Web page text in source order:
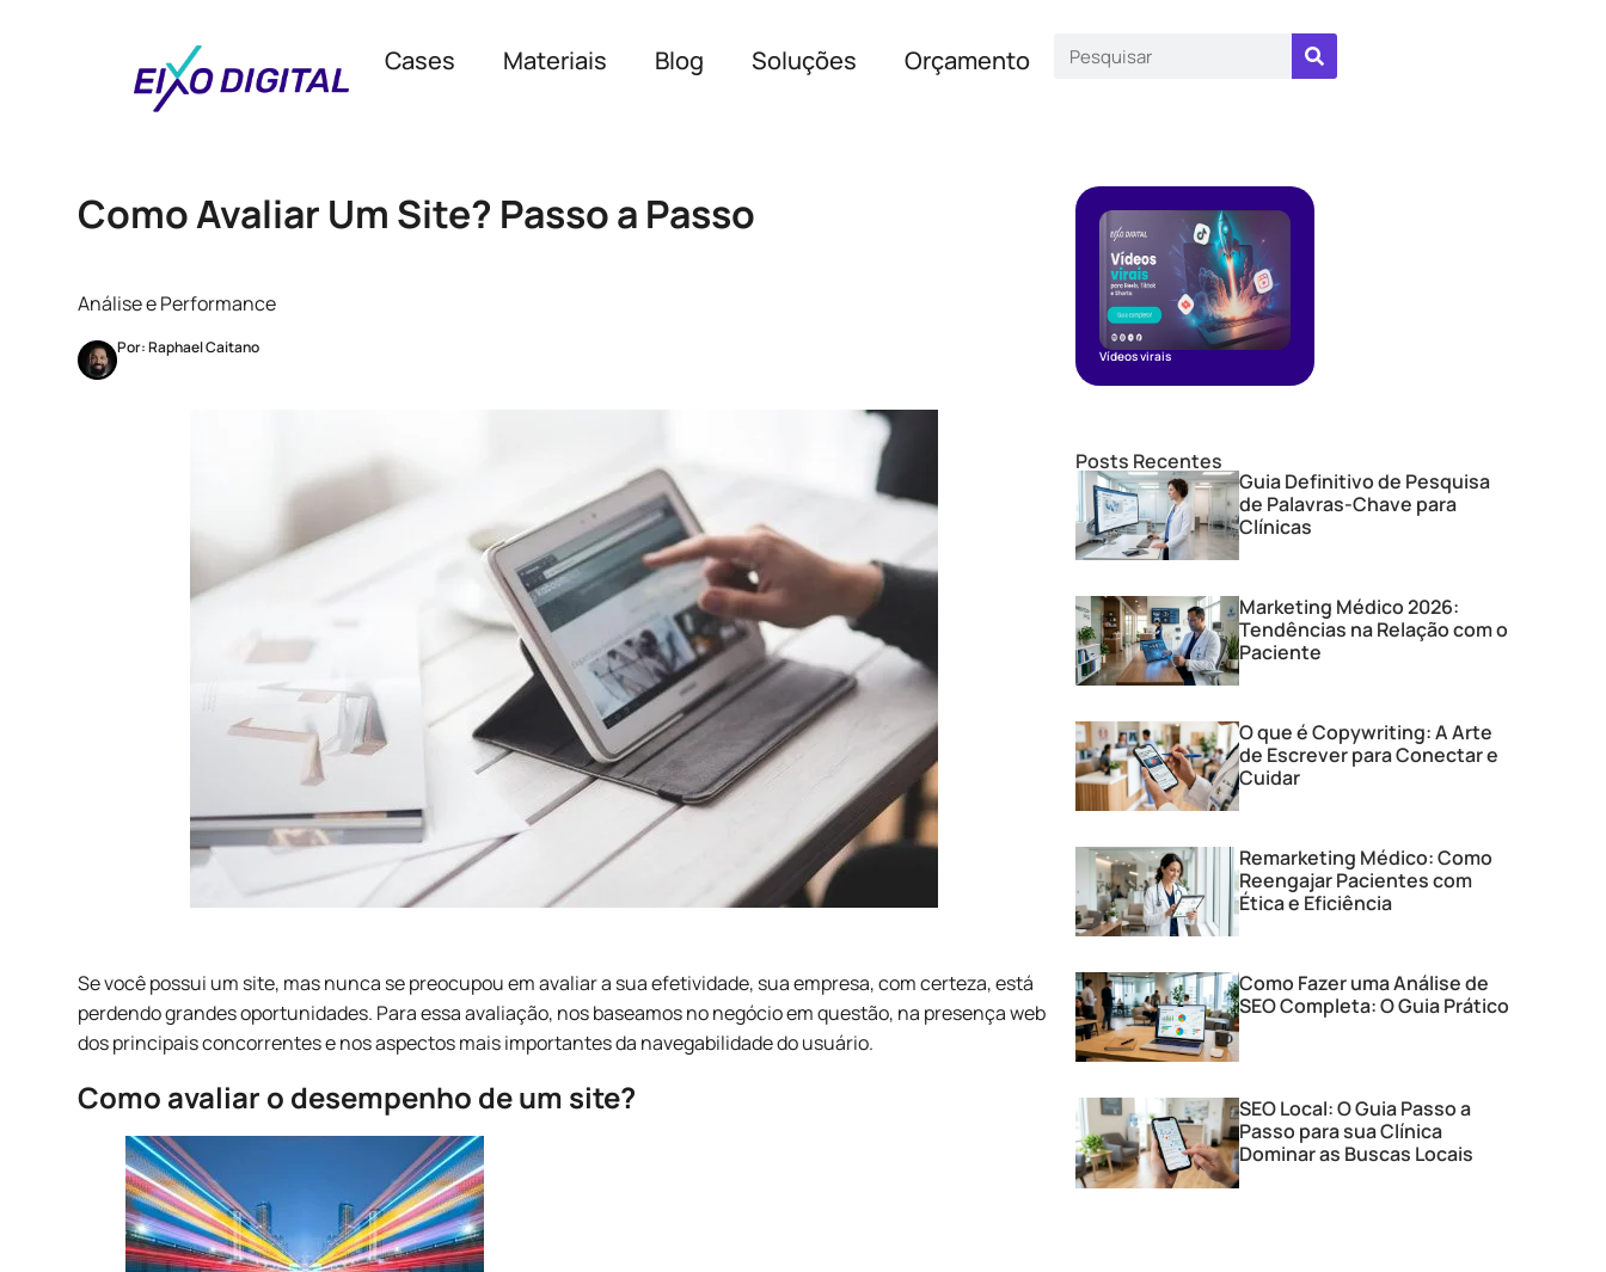
Cases Materiais Blog Soluções Orçamento
Como Avaliar Um Site? Passo a Passo
Análise e Performance
Por: Raphael Caitano
Se você possui um site, mas nunca se preocupou em avaliar a sua efetividade, sua empresa, com certeza, está
perdendo grandes oportunidades. Para essa avaliação, nos baseamos no negócio em questão, na presença web
dos principais concorrentes e nos aspectos mais importantes da navegabilidade do usuário.
Como avaliar o desempenho de um site?
Vídeos virais
Posts Recentes
Guia Definitivo de Pesquisa
de Palavras-Chave para
Clínicas
Marketing Médico 2026:
Tendências na Relação com o
Paciente
O que é Copywriting: A Arte
de Escrever para Conectar e
Cuidar
Remarketing Médico: Como
Reengajar Pacientes com
Ética e Eficiência
Como Fazer uma Análise de
SEO Completa: O Guia Prático
SEO Local: O Guia Passo a
Passo para sua Clínica
Dominar as Buscas Locais